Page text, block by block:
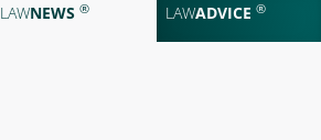
LAWNEWS ® LAWADVICE ®